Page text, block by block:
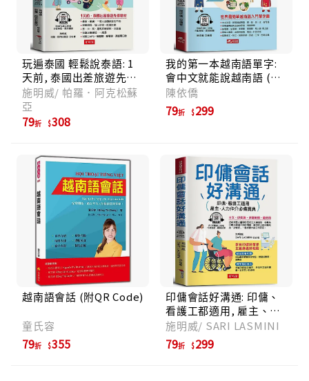
玩遍泰國 輕鬆說泰語: 1
天前, 泰國出差旅遊先修
教材 (附線上MP3)
施明威/ 帕羅．阿克松蘇
亞
79折 308
我的第一本越南語單字:
會中文就能說越南語 (附
MP3線上音檔)
陳依僑
79折 299
越南語會話 (附QR Code)
童氏容
79折 355
印傭會話好溝通: 印傭、
看護工都適用, 雇主、人
力仲介必備寶典 (QR
Code版)
施明威/ SARI LASMINI
79折 299